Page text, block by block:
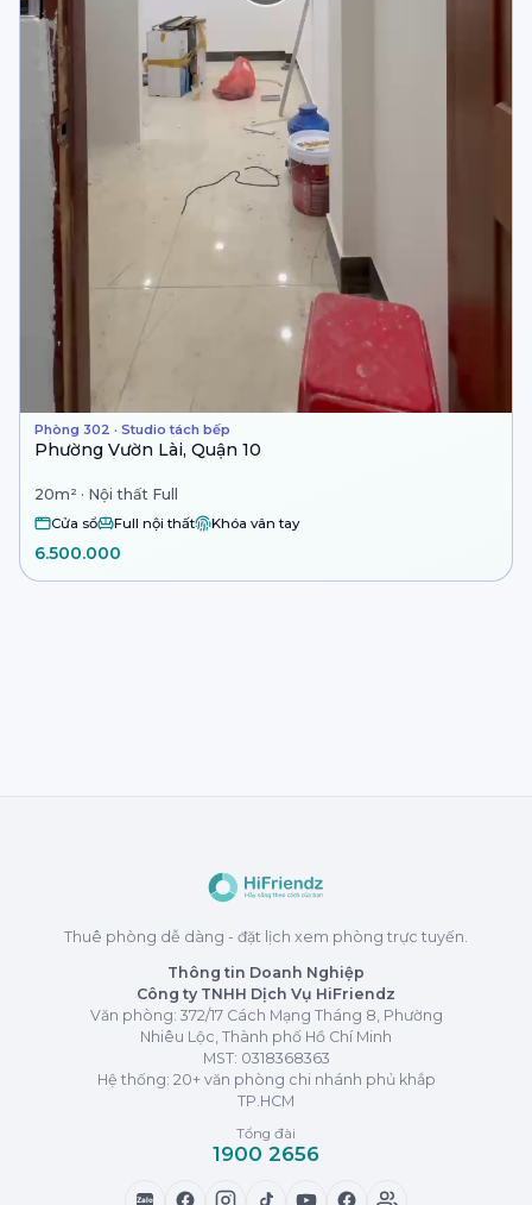
Phòng 302 · Studio tách bếp
Phường Vườn Lài, Quận 10
20m² · Nội thất Full
Cửa sổ Full nội thất Khóa vân tay
6.500.000
Thuê phòng dễ dàng - đặt lịch xem phòng trực tuyến.
Thông tin Doanh Nghiệp
Công ty TNHH Dịch Vụ HiFriendz
Văn phòng: 372/17 Cách Mạng Tháng 8, Phường
Nhiêu Lộc, Thành phố Hồ Chí Minh
MST: 0318368363
Hệ thống: 20+ văn phòng chi nhánh phủ khắp
TP.HCM
Tổng đài
1900 2656
Zalo